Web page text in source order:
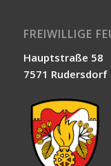
FREIWILLIGE
Hauptstraße 58
7571 Rudersdorf